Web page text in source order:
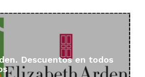
Descuentos en todos